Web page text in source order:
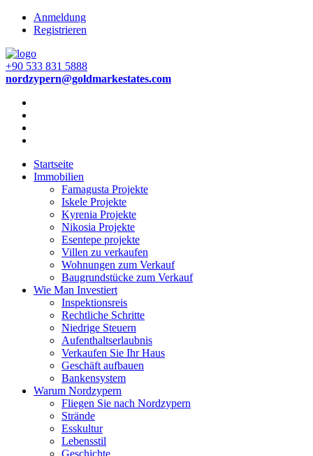
Anmeldung
Registrieren
+90 533 831 5888
nordzypern@goldmarkestates.com
Startseite
Immobilien
Famagusta Projekte
Iskele Projekte
Kyrenia Projekte
Nikosia Projekte
Esentepe projekte
Villen zu verkaufen
Wohnungen zum Verkauf
Baugrundstücke zum Verkauf
Wie Man Investiert
Inspektionsreis
Rechtliche Schritte
Niedrige Steuern
Aufenthaltserlaubnis
Verkaufen Sie Ihr Haus
Geschäft aufbauen
Bankensystem
Warum Nordzypern
Fliegen Sie nach Nordzypern
Strände
Esskultur
Lebensstil
Geschichte